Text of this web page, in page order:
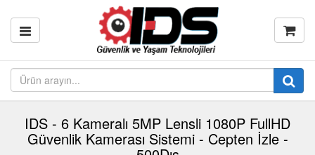
IDS - 6 Kameralı 5MP Lensli 1080P FullHD
Güvenlik Kamerası Sistemi - Cepten İzle -